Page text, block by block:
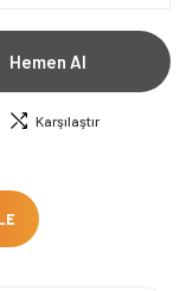
Hemen Al
Karşılaştır